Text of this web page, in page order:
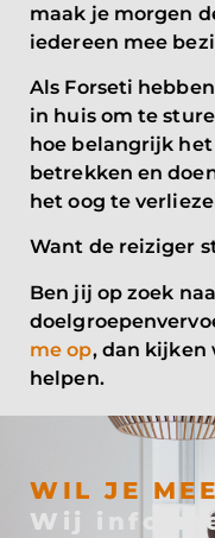
maak je morgen
iedereen mee
Als Forseti
in huis om te
hoe belangrijk
betrekken en
het oog te
Want de reiziger
Ben jij op zoek
me op, dan kijken
helpen.
WIL JE
Wij